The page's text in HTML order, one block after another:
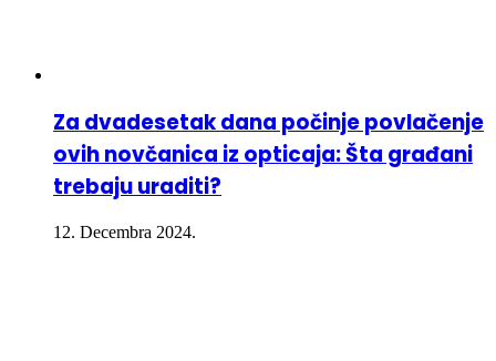
Za dvadesetak dana počinje povlačenje
ovih novčanica iz opticaja: Šta građani
trebaju uraditi?
12. Decembra 2024.